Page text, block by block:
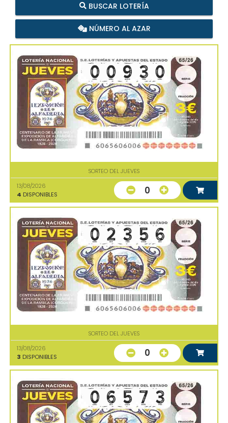
BUSCAR LOTERÍA
NÚMERO AL AZAR
SORTEO DEL JUEVES
13/08/2026
4 DISPONIBLES 0
SORTEO DEL JUEVES
13/08/2026
3 DISPONIBLES 0